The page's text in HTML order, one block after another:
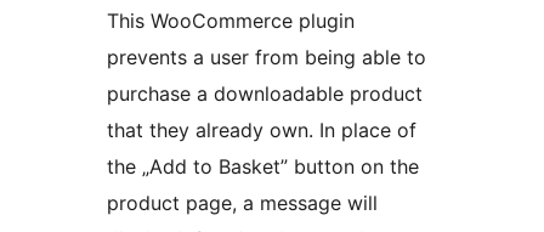
This WooCommerce plugin
prevents a user from being able to
purchase a downloadable product
that they already own. In place of
the „Add to Basket” button on the
product page, a message will